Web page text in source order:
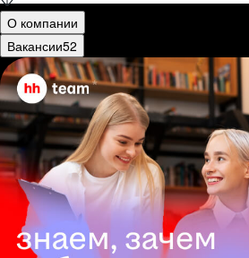
О компании
Вакансии52